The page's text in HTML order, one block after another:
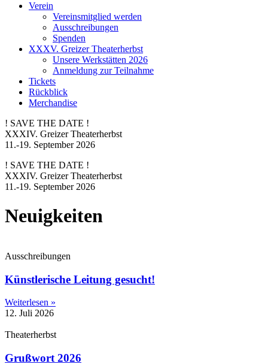
Verein
Vereinsmitglied werden
Ausschreibungen
Spenden
XXXV. Greizer Theaterherbst
Unsere Werkstätten 2026
Anmeldung zur Teilnahme
Tickets
Rückblick
Merchandise
! SAVE THE DATE !
XXXIV. Greizer Theaterherbst
11.-19. September 2026
! SAVE THE DATE !
XXXIV. Greizer Theaterherbst
11.-19. September 2026
Neuigkeiten
Ausschreibungen
Künstlerische Leitung gesucht!
Weiterlesen »
12. Juli 2026
Theaterherbst
Grußwort 2026